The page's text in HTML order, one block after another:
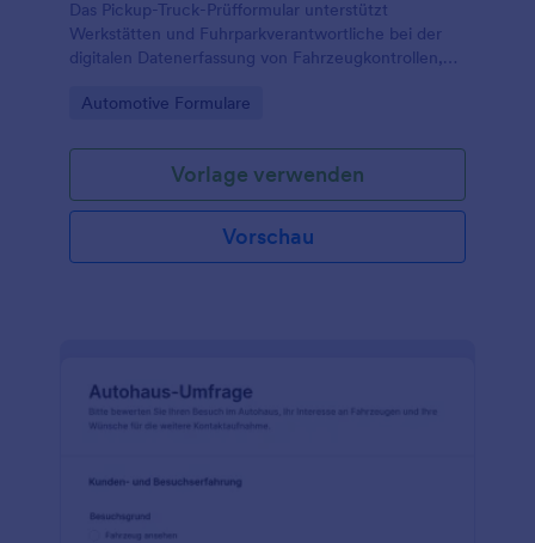
Das Pickup-Truck-Prüfformular unterstützt
Werkstätten und Fuhrparkverantwortliche bei der
digitalen Datenerfassung von Fahrzeugkontrollen,
und Formularantworten in Jotform zentral verwaltet
Go to Category:
Automotive Formulare
Vorlage verwenden
Vorschau